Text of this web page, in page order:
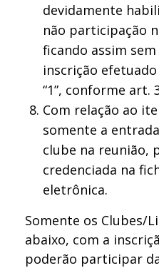
devidamente
não participação
ficando assim
inscrição
“1”, conforme art.
Com relação ao
somente a
clube na reunião,
credenciada na
eletrônica.
Somente os Clubes/
abaixo, com a
poderão participar